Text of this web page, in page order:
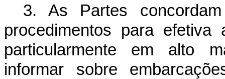
3. As Partes
procedimentos para efetiva
particularmente em alto
informar sobre